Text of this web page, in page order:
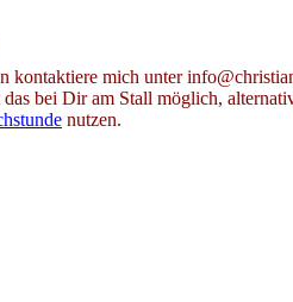
kontaktiere mich unter
bei Dir am Stall möglich,
nutzen.